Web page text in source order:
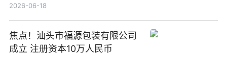
2026-06-18
焦点！汕头市福源包装有限公司
成立 注册资本10万人民币